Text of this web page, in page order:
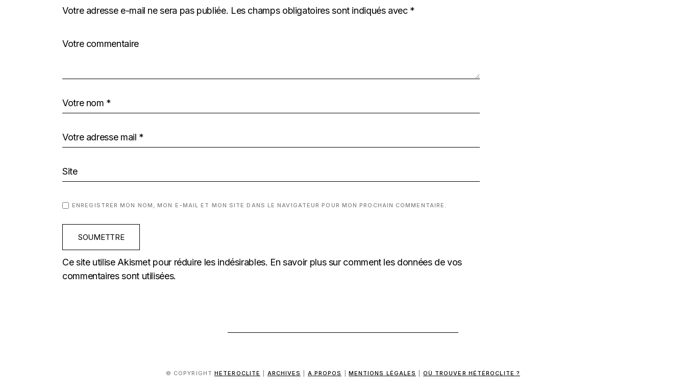
Votre adresse e-mail ne sera pas publiée. Les champs obligatoires sont indiqués avec *
ENREGISTRER MON NOM, MON E-MAIL ET MON SITE DANS LE NAVIGATEUR POUR MON PROCHAIN COMMENTAIRE.
SOUMETTRE
Ce site utilise Akismet pour réduire les indésirables. En savoir plus sur comment les données de vos
commentaires sont utilisées.
© COPYRIGHTHETEROCLITE ARCHIVES A PROPOS MENTIONS LÉGALES OÙ TROUVER HÉTÉROCLITE ?